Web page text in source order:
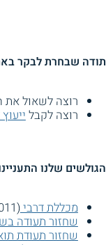
תודה שבחרת לבקר
רוצה לשאול את
רוצה לקבל
הגולשים שלנו
מכללת דרבי(8011 צפיות)
שחזור תעודה
שחזור תעודת